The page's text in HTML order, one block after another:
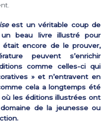
est un véritable coup de
beau livre illustré pour
encore de le prouver,
peuvent s’enrichir
comme celles-ci qui
» et n’entravent en
cela a longtemps été
où les éditions illustrées ont
de la jeunesse ou